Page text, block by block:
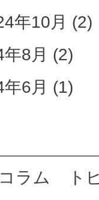
年10月 (2)
年8月 (2)
年6月 (1)
コラム
ト